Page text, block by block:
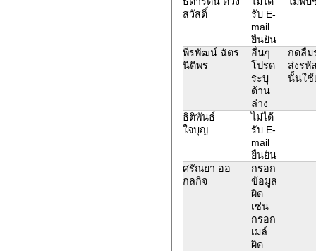
สวัสดิ์
รับ E-
mail
ยืนยัน
พีรพัฒน์ ฉัตร
นิติพร
อื่นๆ
โปรด
ระบุ
ด้าน
ล่าง
กดลืม
ส่งรหั
นั้นใช้
ธิติพันธ์
ใจบุญ
ไม่ได้
รับ E-
mail
ยืนยัน
ศรัณยา ออ
กลกิจ
กรอก
ข้อมูล
ผิด
เช่น
กรอก
เมล์
ผิด